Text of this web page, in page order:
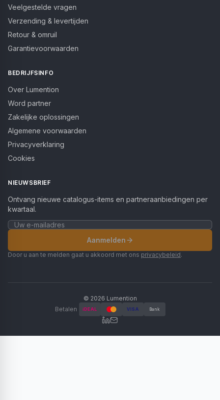
Veelgestelde vragen
Verzending & levertijden
Retour & omruil
Garantievoorwaarden
BEDRIJFSINFO
Over Lumention
Word partner
Zakelijke oplossingen
Algemene voorwaarden
Privacyverklaring
Cookies
NIEUWSBRIEF
Ontvang nieuwe catalogus-items en partneraanbiedingen per
kwartaal.
Aanmelden
Door u aan te melden gaat u akkoord met ons privacybeleid.
© 2026 Lumention
Betalen
iDEAL VISA Bank